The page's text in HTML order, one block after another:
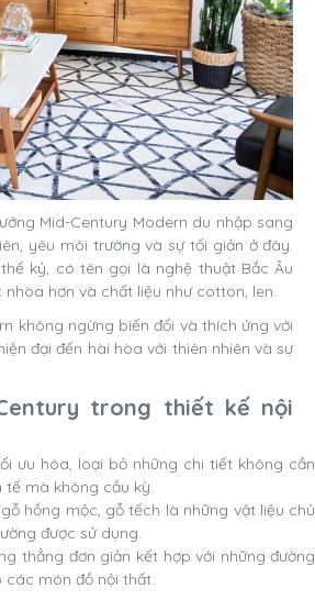
Mid-Century Modern du nhập sang
yêu môi trường và sự tối giản ở đây.
kỷ, có tên gọi là nghệ thuật Bắc Âu
hơn và chất liệu như cotton, len.
không ngừng biến đổi và thích ứng với
đại đến hài hòa với thiên nhiên và sự
trong thiết kế nội
ưu hóa, loại bỏ những chi tiết không cần
tế mà không cầu kỳ.
hồng mộc, gỗ tếch là những vật liệu chủ
được sử dụng.
thẳng đơn giản kết hợp với những đường
món đồ nội thất.